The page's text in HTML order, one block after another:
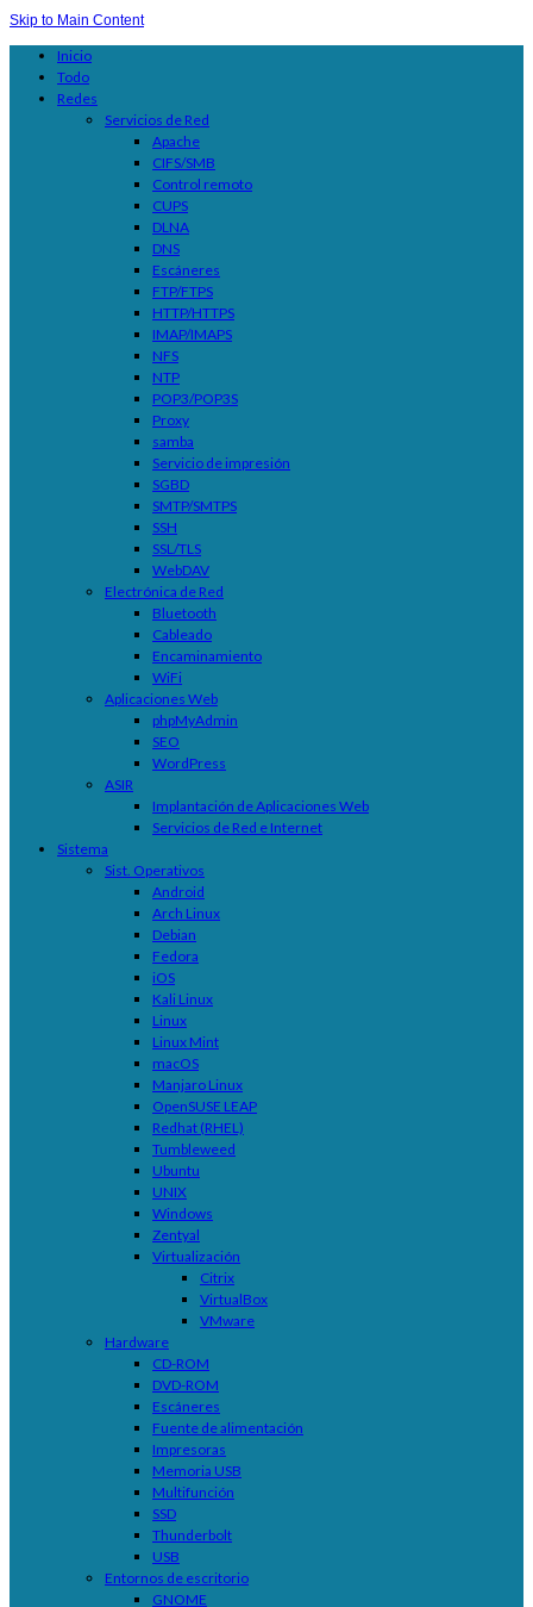
Skip to Main Content
Inicio
Todo
Redes
Servicios de Red
Apache
CIFS/SMB
Control remoto
CUPS
DLNA
DNS
Escáneres
FTP/FTPS
HTTP/HTTPS
IMAP/IMAPS
NFS
NTP
POP3/POP3S
Proxy
samba
Servicio de impresión
SGBD
SMTP/SMTPS
SSH
SSL/TLS
WebDAV
Electrónica de Red
Bluetooth
Cableado
Encaminamiento
WiFi
Aplicaciones Web
phpMyAdmin
SEO
WordPress
ASIR
Implantación de Aplicaciones Web
Servicios de Red e Internet
Sistema
Sist. Operativos
Android
Arch Linux
Debian
Fedora
iOS
Kali Linux
Linux
Linux Mint
macOS
Manjaro Linux
OpenSUSE LEAP
Redhat (RHEL)
Tumbleweed
Ubuntu
UNIX
Windows
Zentyal
Virtualización
Citrix
VirtualBox
VMware
Hardware
CD-ROM
DVD-ROM
Escáneres
Fuente de alimentación
Impresoras
Memoria USB
Multifunción
SSD
Thunderbolt
USB
Entornos de escritorio
GNOME